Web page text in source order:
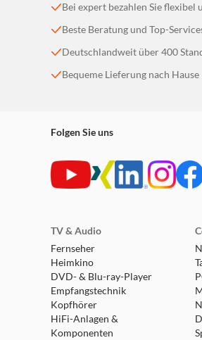
Stromversorgung:
Bluetooth-Version: 5.0.
Schutzart: IPX6.
Produktbereich: Mobile
1 USB-C-Ladekabel.
1 Tragegurt.
1 Bedienungsanleitung
Bei expert bezahlen Sie flexibel
Beste Beratung und Top-
Deutschlandweit über 400
Bequeme Lieferung nach Hause
Folgen Sie uns
TV & Audio
Fernseher
Heimkino
DVD- & Blu-ray-Player
Empfangstechnik
Kopfhörer
HiFi-Anlagen &
Komponenten